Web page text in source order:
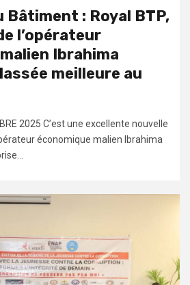
Bâtiment : Royal BTP,
l’opérateur
Ibrahima
meilleure au
2025 C’est une excellente nouvelle
économique malien Ibrahima